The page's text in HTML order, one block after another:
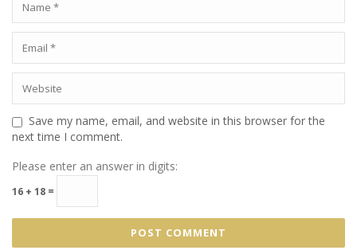
Save my name, email, and website in this browser for the
next time I comment.
Please enter an answer in digits:
16 + 18 =